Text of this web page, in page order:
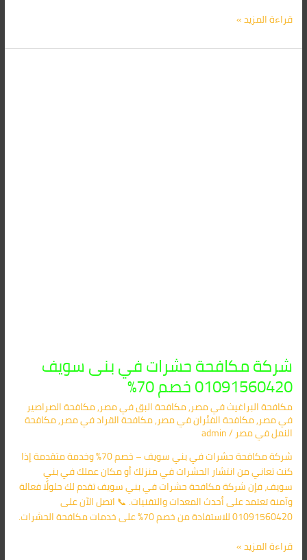
قراءة المزيد »
شركة مكافحة حشرات في بنى سويف
01091560420 خصم 70%
مكافحة البراغيث​ في مصر,مكافحة البق​ في مصر,مكافحة الصراصير​
في مصر,مكافحة الفئران​ في مصر,مكافحة القراد​ في مصر,مكافحة
النمل​ في مصر/
admin
شركة مكافحة حشرات في بني سويف – خصم 70% وخدمة متقدمة إذا
كنت تعاني من انتشار الحشرات في منزلك أو مكان عملك في بني
سويف، فإن شركة مكافحة حشرات في بني سويف تقدم لك حلولًا فعالة
وآمنة تعتمد على أحدث المعدات والتقنيات. 📞 اتصل الآن على
01091560420 للاستفادة من خصم 70% على خدمات مكافحة الحشرات.
قراءة المزيد »